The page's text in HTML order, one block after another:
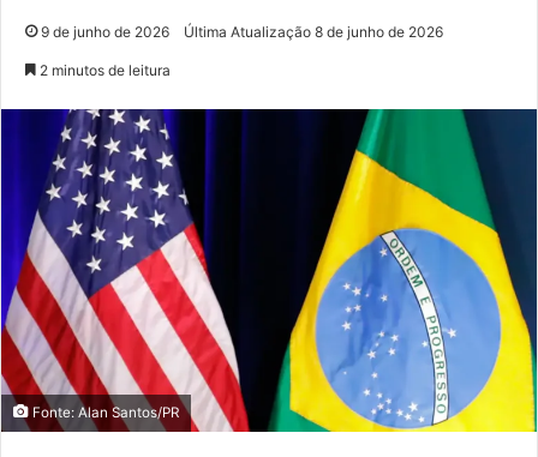
9 de junho de 2026 Última Atualização 8 de junho de 2026
2 minutos de leitura
Fonte: Alan Santos/PR